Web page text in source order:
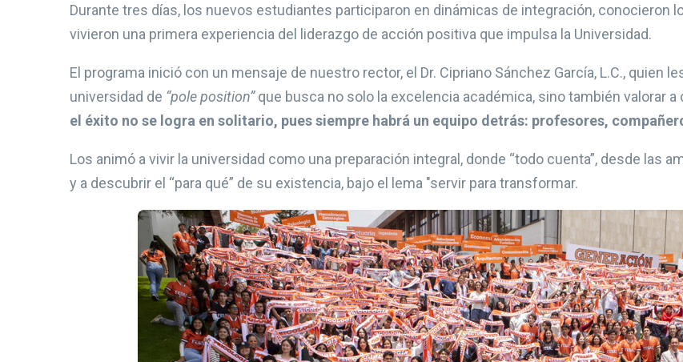
Durante tres días, los nuevos estudiantes participaron en dinámicas de integración, conocieron
vivieron una primera experiencia del liderazgo de acción positiva que impulsa la Universidad.
El programa inició con un mensaje de nuestro rector, el Dr. Cipriano Sánchez García, L.C., quien
universidad de “pole position”que busca no solo la excelencia académica, sino también valorar a
el éxito no se logra en solitario, pues siempre habrá un equipo detrás: profesores,
Los animó a vivir la universidad como una preparación integral, donde “todo cuenta”, desde las
y a descubrir el “para qué” de su existencia, bajo el lema "servir para transformar.